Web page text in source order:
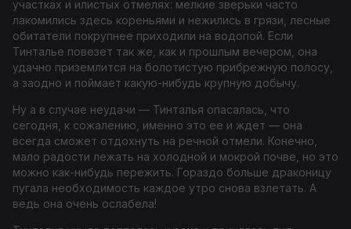
участках и илистых отмелях: мелкие зверьки часто
лакомились здесь кореньями и нежились в грязи, лесные
обитатели покрупнее приходили на водопой. Если
Тинталье повезет так же, как и прошлым вечером, она
удачно приземлится на болотистую прибрежную полосу,
а заодно и поймает какую-нибудь крупную добычу.
Ну а в случае неудачи — Тинталья опасалась, что
сегодня, к сожалению, именно это ее и ждет — она
всегда сможет отдохнуть на речной отмели. Конечно,
мало радости лежать на холодной и мокрой почве, но это
можно как-нибудь пережить. Гораздо больше драконицу
пугала необходимость каждое утро снова взлетать. А
ведь она очень ослабела!